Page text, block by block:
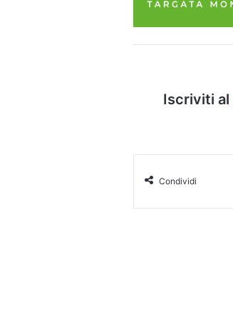
Iscriviti al
Condividi